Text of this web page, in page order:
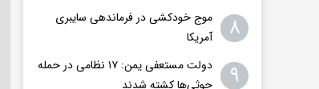
۸
موج خودکشی در فرماندهی سایبری
آمریکا
۹
دولت مستعفی یمن: ۱۷ نظامی در حمله
حوثی‌ها کشته شدند